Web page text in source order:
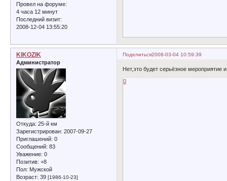
Провел на форуме:
4 часа 12 минут
Последний визит:
2008-12-04 13:55:20
Поделиться2008-03-04 10:59:39
KIKOZIK
Администратор
Откуда: 25-й км
Зарегистрирован: 2007-09-27
Приглашений: 0
Сообщений: 83
Уважение: 0
Позитив: +8
Пол: Мужской
Возраст: 39[1986-10-23]
Нет,это будет серьёзное мероприятие
0